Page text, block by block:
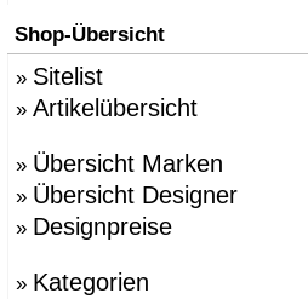
Shop-Übersicht
» Sitelist
» Artikelübersicht
» Übersicht Marken
» Übersicht Designer
» Designpreise
» Kategorien